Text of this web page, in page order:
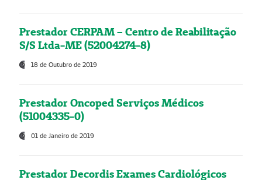
Prestador CERPAM – Centro de Reabilitação
S/S Ltda-ME (52004274-8)
18 de Outubro de 2019
Prestador Oncoped Serviços Médicos
(51004335-0)
01 de Janeiro de 2019
Prestador Decordis Exames Cardiológicos